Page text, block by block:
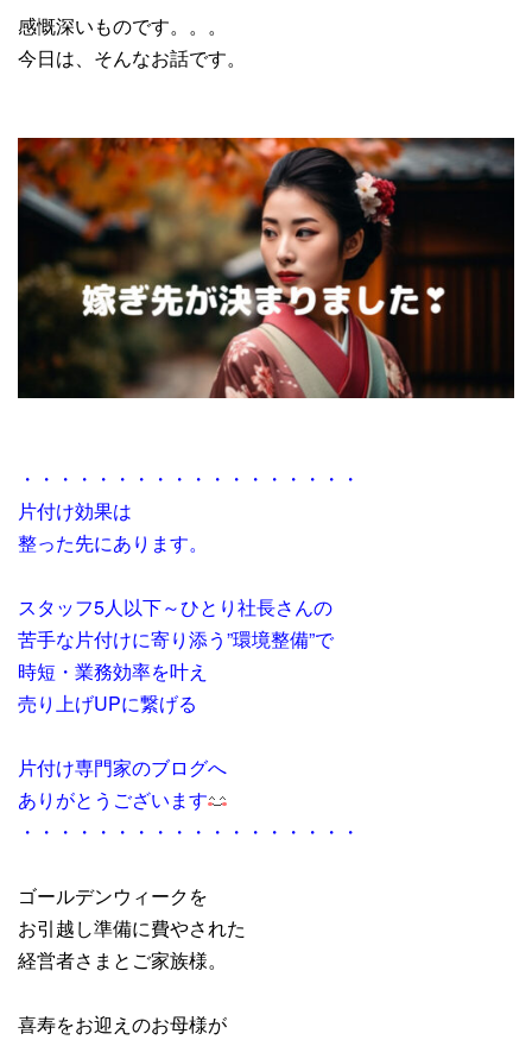
感慨深いものです。。。
今日は、そんなお話です。
・・・・・・・・・・・・・・・・・・
片付け効果は
整った先にあります。
スタッフ5人以下～ひとり社長さんの
苦手な片付けに寄り添う”環境整備”で
時短・業務効率を叶え
売り上げUPに繋げる
片付け専門家のブログへ
ありがとうございます
・・・・・・・・・・・・・・・・・・
ゴールデンウィークを
お引越し準備に費やされた
経営者さまとご家族様。
喜寿をお迎えのお母様が